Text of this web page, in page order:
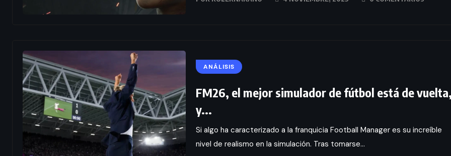
ANÁLISIS
FM26, el mejor simulador de fútbol está de
y...
Si algo ha caracterizado a la franquicia Football Manager es su increíble
nivel de realismo en la simulación. Tras tomarse...